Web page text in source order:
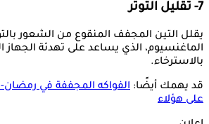
7- تقليل التوتر
يقلل التين المجفف المنقوع من الشعور
الماغنسيوم، الذي يساعد على تهدئة الجهاز
بالاسترخاء.
قد يهمك أيضًا: الفواكه المجففة في
على هؤلاء